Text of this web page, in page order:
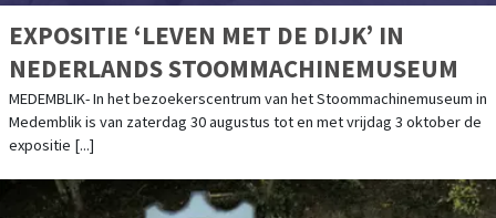
EXPOSITIE ‘LEVEN MET DE DIJK’ IN
NEDERLANDS STOOMMACHINEMUSEUM
MEDEMBLIK- In het bezoekerscentrum van het Stoommachinemuseum in
Medemblik is van zaterdag 30 augustus tot en met vrijdag 3 oktober de
expositie [...]